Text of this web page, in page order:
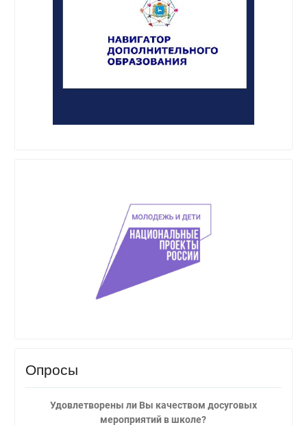
Опросы
Удовлетворены ли Вы качеством досуговых
мероприятий в школе?